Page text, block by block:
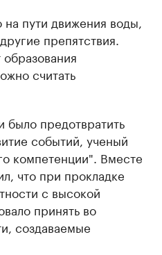
пути движения воды,
препятствия.
считать
предотвратить
событий, ученый
компетенции". Вместе
что при прокладке
с высокой
принять во
создаваемые